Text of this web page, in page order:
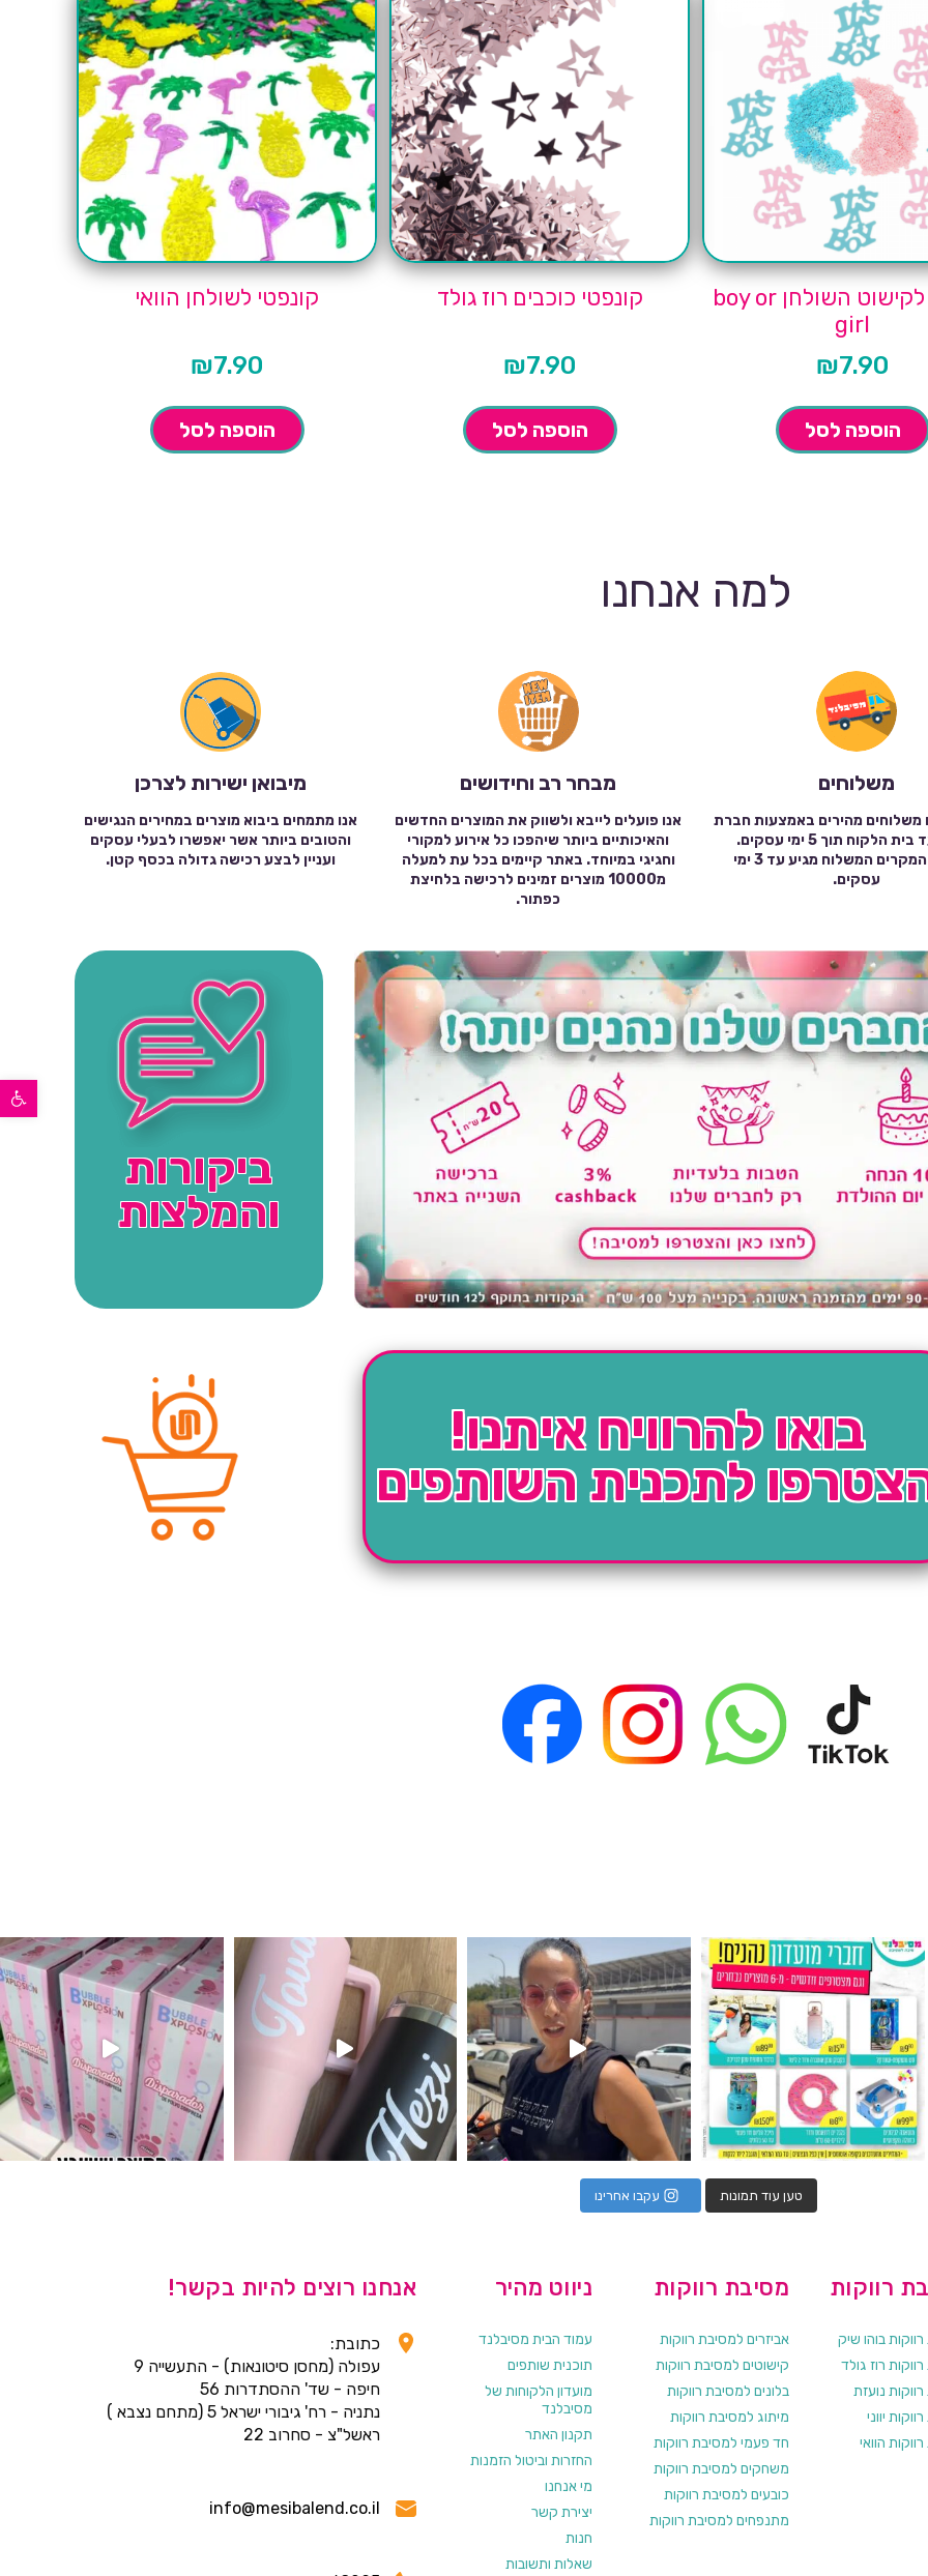
פתח סרגל נגישות
קונפטי לקישוט השולחן boy or
girl
₪7.90
הוספה לסל
קונפטי כוכבים רוז גולד
₪7.90
הוספה לסל
קונפטי לשולחן הוואי
₪7.90
הוספה לסל
למה אנחנו
משלוחים
משלוחים מהירים באמצעות חברת
שילוח עד בית הלקוח תוך 5 ימי עסקים.
במרבית המקרים המשלוח מגיע עד 3 ימי
עסקים.
מבחר רב וחידושים
אנו פועלים לייבא ולשווק את המוצרים החדשים
והאיכותיים ביותר שיהפכו כל אירוע למקורי
וחגיגי במיוחד. באתר קיימים בכל עת למעלה
מ10000 מוצרים זמינים לרכישה בלחיצת
כפתור.
מיבואן ישירות לצרכן
אנו מתמחים ביבוא מוצרים במחירים הנגישים
והטובים ביותר אשר יאפשרו לבעלי עסקים
ועניין לבצע רכישה גדולה בכסף קטן.
ביקורות
והמלצות
בואו להרוויח איתנו!
לתכנית השותפים
מין העובר רק במסיבלנד !! קיים
כוס נירוסטה ענקית שכול אחד צריך! קיימת באתר ובסניהמוצר הכי מבוקש שלנו מטף לגילוי מין העובר חזר למלא
טען עוד תמונות עקבו אחרינו
אנחנו רוצים להיות בקשר!
כתובת:
עפולה (מחסן סיטונאות) - התעשייה 9
חיפה - שד' ההסתדרות 56
נתניה - רח' גיבורי ישראל 5 (מתחם נצבא )
ראשל"צ - סחרוב 22
info@mesibalend.co.il
ניווט מהיר
עמוד הבית מסיבלנד
תוכנית שותפים
מועדון הלקוחות של
מסיבלנד
תקנון האתר
החזרות וביטול הזמנות
מי אנחנו
יצירת קשר
חנות
שאלות ותשובות
מסיבת רווקות
אביזרים למסיבת רווקות
קישוטים למסיבת רווקות
בלונים למסיבת רווקות
מיתוג למסיבת רווקות
חד פעמי למסיבת רווקות
משחקים למסיבת רווקות
כובעים למסיבת רווקות
מתנפחים למסיבת רווקות
רווקות
בוהו שיק
רוז גולד
נועזת
יווני
הוואי